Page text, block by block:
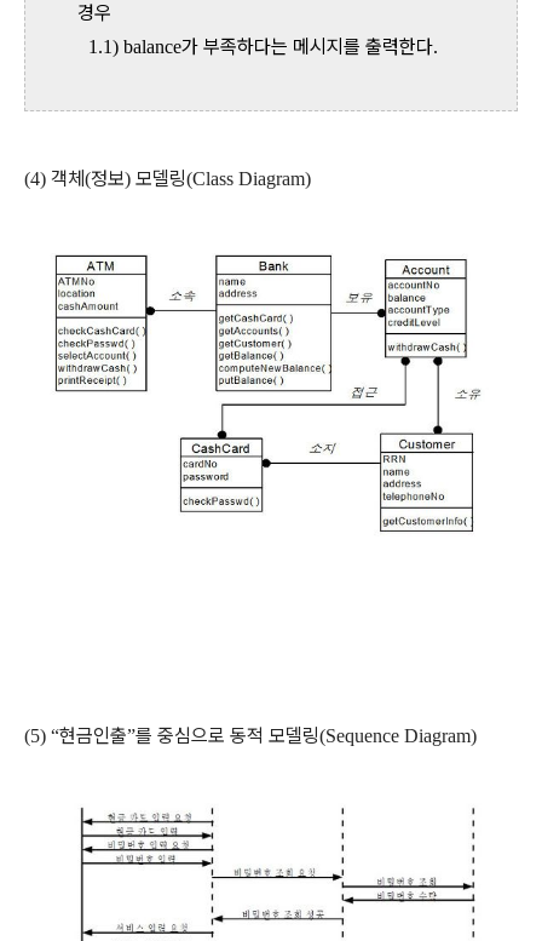
경우
1.1) balance가 부족하다는 메시지를 출력한다.
(4) 객체(정보) 모델링(Class Diagram)
(5) “현금인출”를 중심으로 동적 모델링(Sequence Diagram)